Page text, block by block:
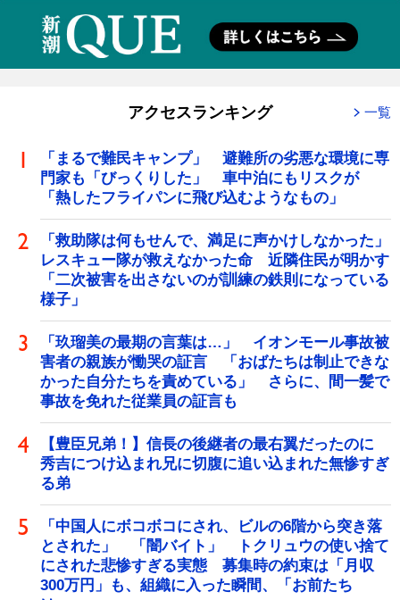
アクセスランキング 一覧
「まるで難民キャンプ」 避難所の劣悪な環境に専
門家も「びっくりした」 車中泊にもリスクが
「熱したフライパンに飛び込むようなもの」
「救助隊は何もせんで、満足に声かけしなかった」
レスキュー隊が救えなかった命 近隣住民が明かす
「二次被害を出さないのが訓練の鉄則になっている
様子」
「玖瑠美の最期の言葉は…」 イオンモール事故被
害者の親族が慟哭の証言 「おばたちは制止できな
かった自分たちを責めている」 さらに、間一髪で
事故を免れた従業員の証言も
【豊臣兄弟！】信長の後継者の最右翼だったのに
秀吉につけ込まれ兄に切腹に追い込まれた無惨すぎ
る弟
「中国人にボコボコにされ、ビルの6階から突き落
とされた」 「闇バイト」 トクリュウの使い捨て
にされた悲惨すぎる実態 募集時の約束は「月収
300万円」も、組織に入った瞬間、「お前たち